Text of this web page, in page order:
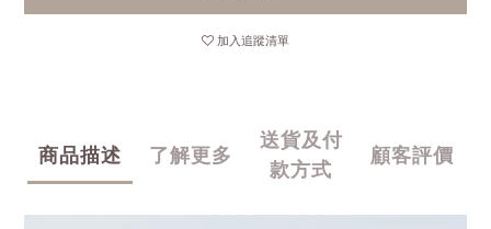
加入追蹤清單
商品描述 了解更多
送貨及付
款方式
顧客評價